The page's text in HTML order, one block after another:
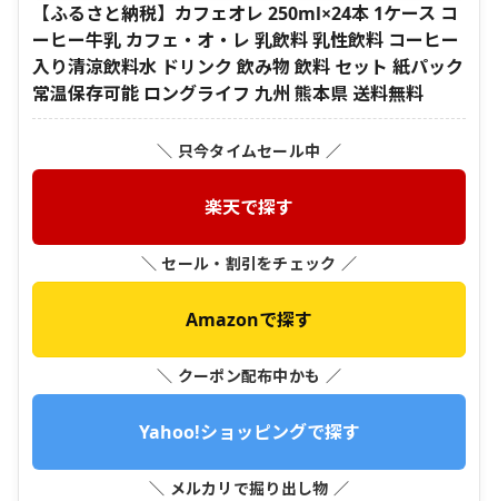
【ふるさと納税】カフェオレ 250ml×24本 1ケース コ
ーヒー牛乳 カフェ・オ・レ 乳飲料 乳性飲料 コーヒー
入り清涼飲料水 ドリンク 飲み物 飲料 セット 紙パック
常温保存可能 ロングライフ 九州 熊本県 送料無料
＼ 只今タイムセール中 ／
楽天で探す
＼ セール・割引をチェック ／
Amazonで探す
＼ クーポン配布中かも ／
Yahoo!ショッピングで探す
＼ メルカリで掘り出し物 ／